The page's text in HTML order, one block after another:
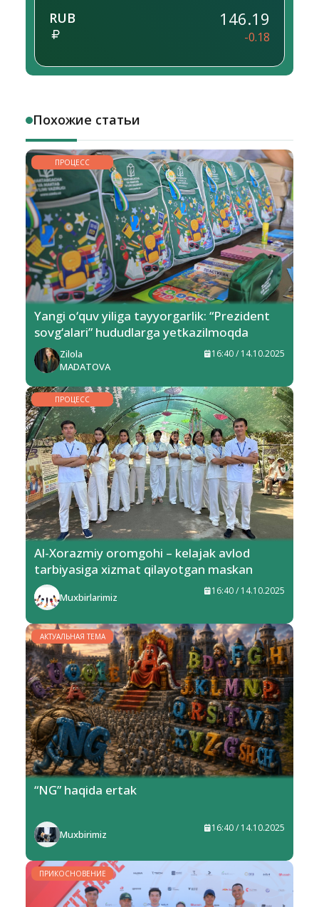
RUB 146.19
-0.18
Похожие статьи
ПРОЦЕСС
Yangi o‘quv yiliga tayyorgarlik: “Prezident
sovg‘alari” hududlarga yetkazilmoqda
Zilola
MADATOVA
16:40 / 14.10.2025
ПРОЦЕСС
Al-Xorazmiy oromgohi – kelajak avlod
tarbiyasiga xizmat qilayotgan maskan
Muxbirlarimiz
16:40 / 14.10.2025
АКТУАЛЬНАЯ ТЕМА
“NG” haqida ertak
Muxbirimiz
16:40 / 14.10.2025
ПРИКОСНОВЕНИЕ